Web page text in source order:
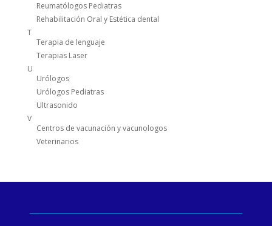
Reumatólogos Pediatras
Rehabilitación Oral y Estética dental
T
Terapia de lenguaje
Terapias Laser
U
Urólogos
Urólogos Pediatras
Ultrasonido
V
Centros de vacunación y vacunologos
Veterinarios